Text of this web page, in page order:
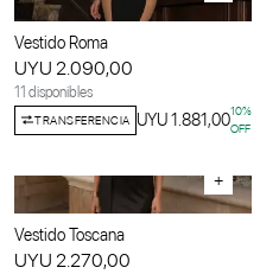
Vestido Roma
UYU 2.090,00
11 disponibles
TRANSFERENCIA UYU 1.881,0010%
OFF
+
Vestido Toscana
UYU 2.270,00